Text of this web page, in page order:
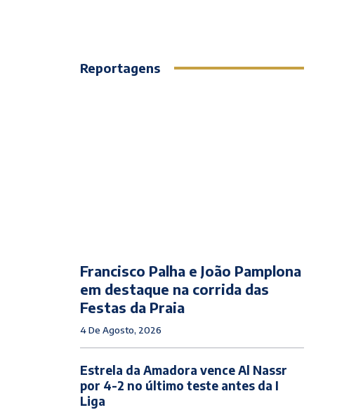
Reportagens
Francisco Palha e João Pamplona
em destaque na corrida das
Festas da Praia
4 De Agosto, 2026
Estrela da Amadora vence Al Nassr
por 4-2 no último teste antes da I
Liga